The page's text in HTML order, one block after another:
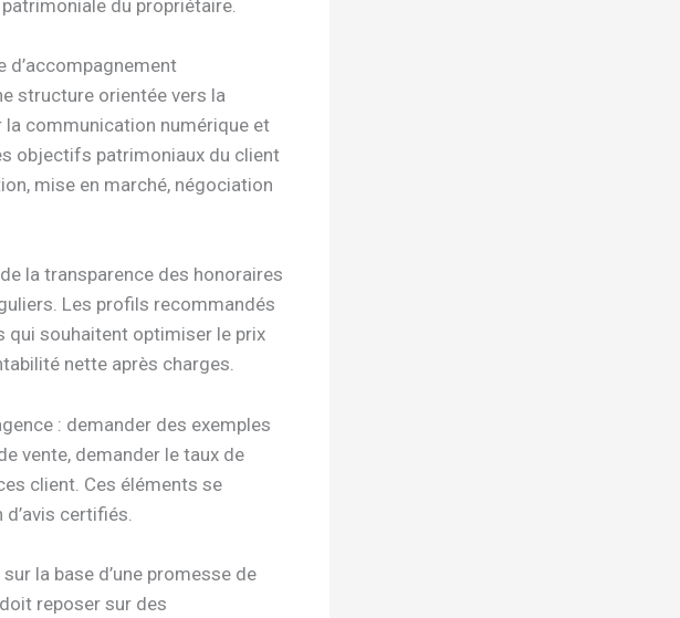
du propriétaire.
d’accompagnement
structure orientée vers la
communication numérique et
objectifs patrimoniaux du client
mise en marché, négociation
la transparence des honoraires
Les profils recommandés
qui souhaitent optimiser le prix
nette après charges.
: demander des exemples
vente, demander le taux de
client. Ces éléments se
certifiés.
la base d’une promesse de
reposer sur des